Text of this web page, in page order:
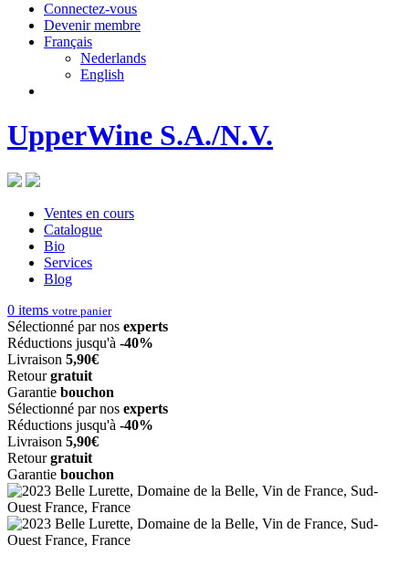
Connectez-vous
Devenir membre
Français
Nederlands
English
UpperWine S.A./N.V.
Ventes en cours
Catalogue
Bio
Services
Blog
0 items votre panier
Sélectionné par nos experts
Réductions jusqu'à -40%
Livraison 5,90€
Retourgratuit
Garantie bouchon
Sélectionné par nos experts
Réductions jusqu'à -40%
Livraison 5,90€
Retourgratuit
Garantie bouchon